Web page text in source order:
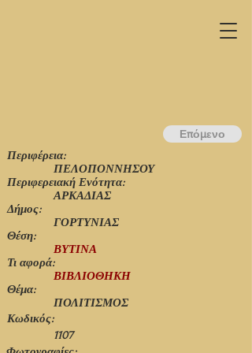
Περιφέρεια:
ΑΡΚΑΔΙΑΣ
ΠΕΛΟΠΟΝΝΗΣΟΥ
Περιφερειακή Ενότητα:
ΓΟΡΤΥΝΙΑΣ
Δήμος:
Θέση:
ΒΥΤΙΝΑ
Τι αφορά:
ΒΙΒΛΙΟΘΗΚΗ
Θέμα:
ΠΟΛΙΤΙΣΜΟΣ
Κωδικός:
1107
Επόμενο